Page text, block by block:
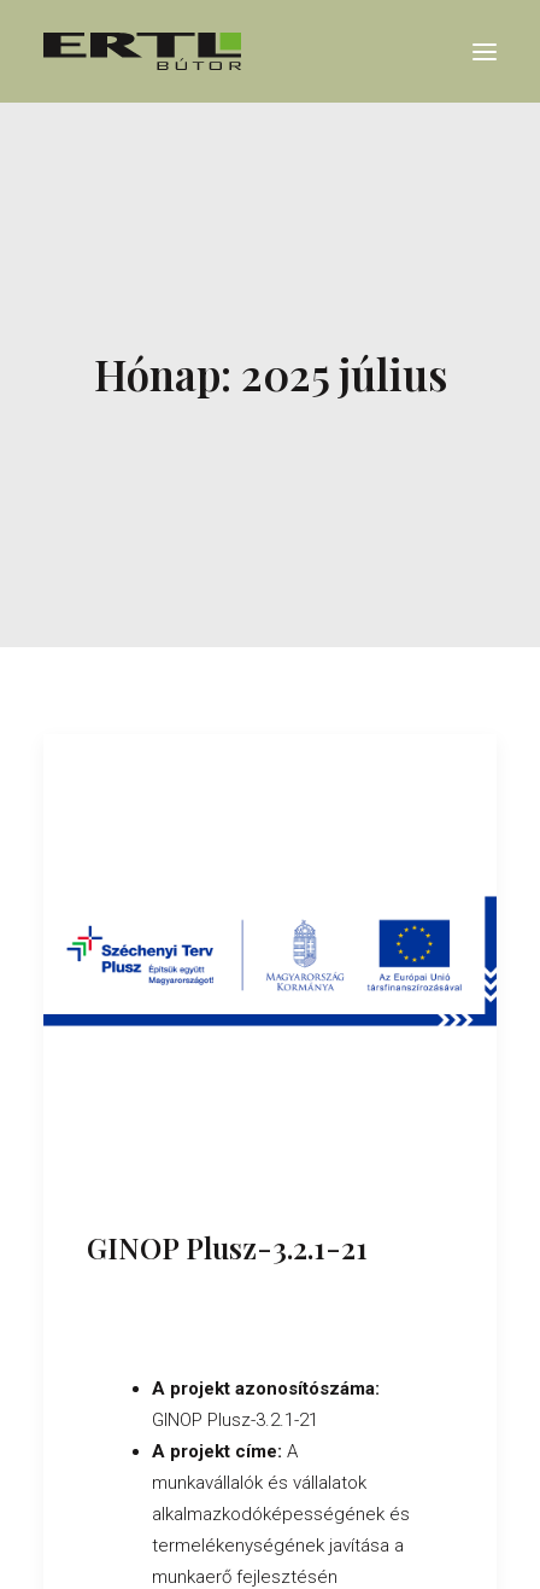
KAPCSOLAT
Hónap: 2025 július
GINOP Plusz-3.2.1-21
A projekt azonosítószáma:
GINOP Plusz-3.2.1-21
A projekt címe: A
munkavállalók és vállalatok
alkalmazkodóképességének és
termelékenységének javítása a
munkaerő fejlesztésén